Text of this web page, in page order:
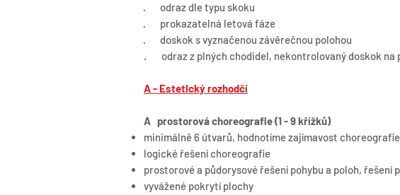
· odraz dle typu skoku
· prokazatelná letová fáze
· doskok s vyznačenou závěrečnou polohou
. odraz z plných chodidel, nekontrolovaný doskok na
A - Estetický rozhodčí
A prostorová choreografie (1 - 9 křížků)
minimálně 6 útvarů, hodnotíme zajímavost choreografie
logické řešení choreografie
prostorové a půdorysové řešení pohybu a poloh, řešení
vyvážené pokrytí plochy